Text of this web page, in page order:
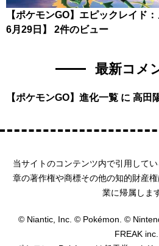
【ポケモンGO】エピックレイド
6月29日】
2件のビュー
最新コメ
【ポケモンGO】進化一覧 に 高田
当サイトのコンテンツ内で引用して
章の著作権や商標その他の知的財産
業に帰属しま
© Niantic, Inc. © Pokémon. ©
FREAK inc.